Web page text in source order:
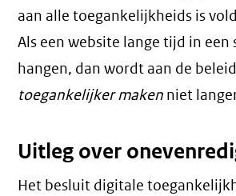
aan alle toegankelijkheids is
Als een website lange tijd in
hangen, dan wordt aan de
toegankelijker maken niet
Uitleg over
Het besluit digitale